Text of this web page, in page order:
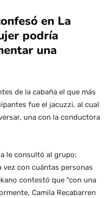
en La
podría
una
de la cabaña el que más
fue el jacuzzi, al cual
una con la conductora
le consultó al grupo:
vez con cuántas personas
contestó que “con una
Camila Recabarren